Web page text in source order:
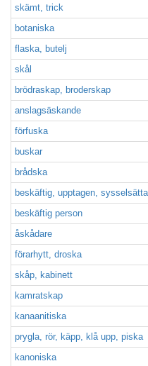
skämt, trick
botaniska
flaska, butelj
skål
brödraskap, broderskap
anslagsäskande
förfuska
buskar
brådska
beskäftig, upptagen, sysselsätta
beskäftig person
åskådare
förarhytt, droska
skåp, kabinett
kamratskap
kanaanitiska
prygla, rör, käpp, klå upp, piska
kanoniska